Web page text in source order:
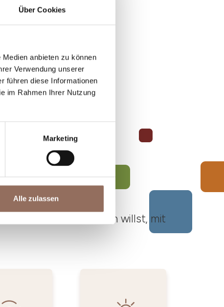
Über Cookies
anbieten zu können
Verwendung unserer
führen diese Informationen
im Rahmen Ihrer Nutzung
Marketing
Alle zulassen
Roero unternehmen willst, mit